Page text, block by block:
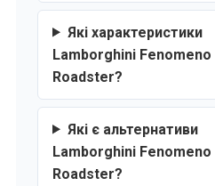
Які характеристики
Lamborghini Fenomeno
Roadster?
Які є альтернативи
Lamborghini Fenomeno
Roadster?